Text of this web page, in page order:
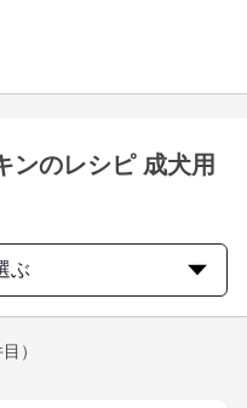
ンのレシピ 成犬用
ぶ
）